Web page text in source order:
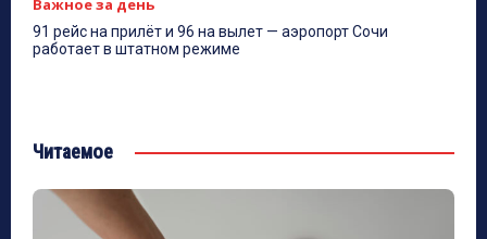
Важное за день
91 рейс на прилёт и 96 на вылет — аэропорт Сочи
работает в штатном режиме
Читаемое